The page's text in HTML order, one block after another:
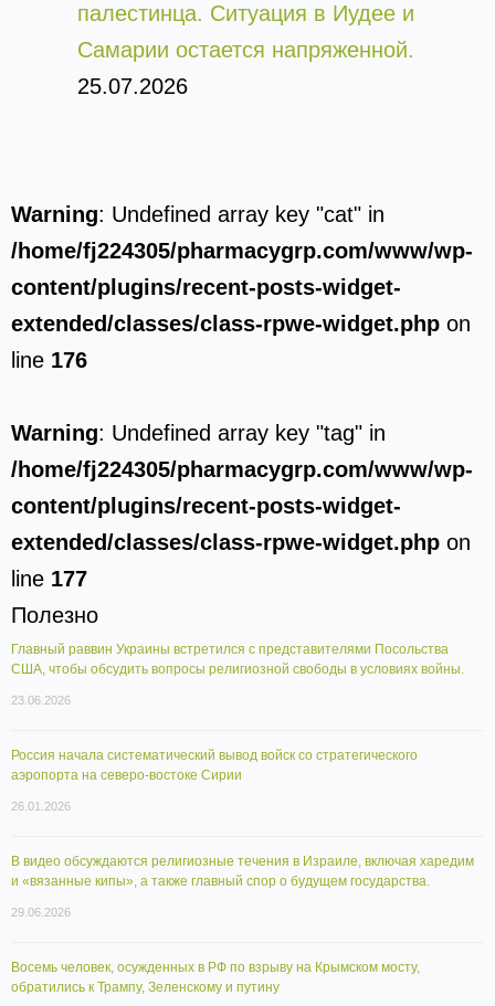
палестинца. Ситуация в Иудее и
Самарии остается напряженной.
25.07.2026
Warning: Undefined array key "cat" in
/home/fj224305/pharmacygrp.com/www/wp-
content/plugins/recent-posts-widget-
extended/classes/class-rpwe-widget.php on
line 176
Warning: Undefined array key "tag" in
/home/fj224305/pharmacygrp.com/www/wp-
content/plugins/recent-posts-widget-
extended/classes/class-rpwe-widget.php on
line 177
Полезно
Главный раввин Украины встретился с представителями Посольства
США, чтобы обсудить вопросы религиозной свободы в условиях войны.
23.06.2026
Россия начала систематический вывод войск со стратегического
аэропорта на северо-востоке Сирии
26.01.2026
В видео обсуждаются религиозные течения в Израиле, включая харедим
и «вязанные кипы», а также главный спор о будущем государства.
29.06.2026
Восемь человек, осужденных в РФ по взрыву на Крымском мосту,
обратились к Трампу, Зеленскому и путину